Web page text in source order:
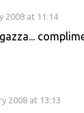
2008 at 11:14
2008 at 13:13